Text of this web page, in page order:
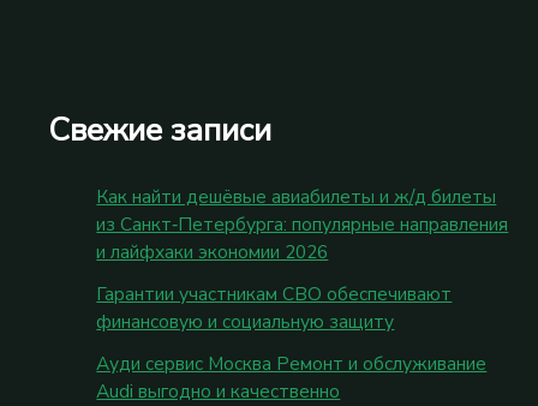
Свежие записи
Как найти дешёвые авиабилеты и ж/д билеты
из Санкт‑Петербурга: популярные направления
и лайфхаки экономии 2026
Гарантии участникам СВО обеспечивают
финансовую и социальную защиту
Ауди сервис Москва Ремонт и обслуживание
Audi выгодно и качественно